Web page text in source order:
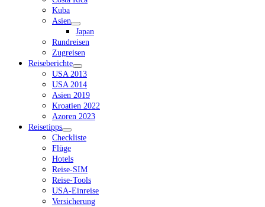
Kuba
Asien
Dropdown-
Menü
öffnen
Japan
Rundreisen
Zugreisen
Reiseberichte
Dropdown-
Menü
öffnen
USA 2013
USA 2014
Asien 2019
Kroatien 2022
Azoren 2023
Reisetipps
Dropdown-
Menü
öffnen
Checkliste
Flüge
Hotels
Reise-SIM
Reise-Tools
USA-Einreise
Versicherung